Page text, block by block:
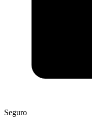
Seguro